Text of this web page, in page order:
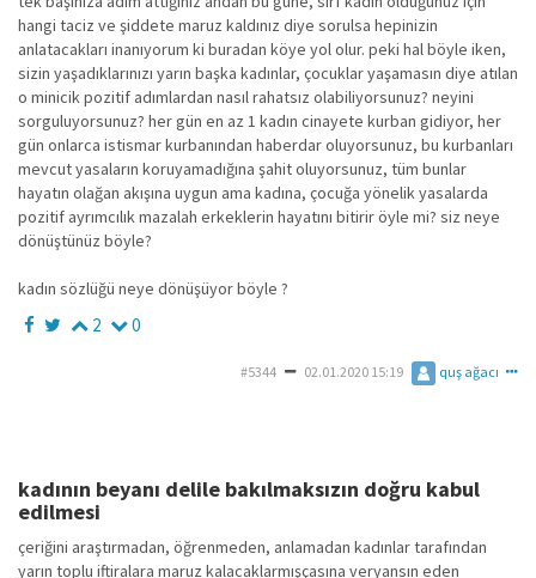
hangi taciz ve şiddete maruz kaldınız diye sorulsa hepinizin
anlatacakları inanıyorum ki buradan köye yol olur. peki hal böyle iken,
sizin yaşadıklarınızı yarın başka kadınlar, çocuklar yaşamasın diye atılan
o minicik pozitif adımlardan nasıl rahatsız olabiliyorsunuz? neyini
sorguluyorsunuz? her gün en az 1 kadın cinayete kurban gidiyor, her
gün onlarca istismar kurbanından haberdar oluyorsunuz, bu kurbanları
mevcut yasaların koruyamadığına şahit oluyorsunuz, tüm bunlar
hayatın olağan akışına uygun ama kadına, çocuğa yönelik yasalarda
pozitif ayrımcılık mazalah erkeklerin hayatını bitirir öyle mi? siz neye
dönüştünüz böyle?
kadın sözlüğü neye dönüşüyor böyle ?
2 0
#5344 02.01.2020 15:19 quş ağacı
kadının beyanı delile bakılmaksızın doğru kabul
edilmesi
çeriğini araştırmadan, öğrenmeden, anlamadan kadınlar tarafından
yarın toplu iftiralara maruz kalacaklarmışçasına veryansın eden